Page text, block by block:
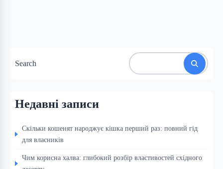
Search
Недавні записи
Скільки кошенят народжує кішка перший раз: повний гід
для власників
Чим корисна халва: глибокий розбір властивостей східного